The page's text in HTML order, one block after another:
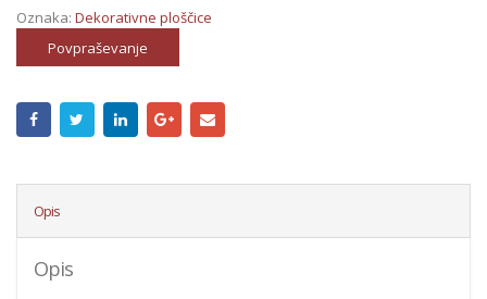
Oznaka: Dekorativne ploščice
Povpraševanje
Opis
Opis